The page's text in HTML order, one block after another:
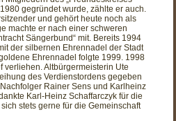
gegründet wurde, zählte er auch.
und gehört heute noch als
machte er nach einer schweren
Sängerbund“ mit. Bereits 1994
der silbernen Ehrennadel der Stadt
Ehrennadel folgte 1999. 1998
Altbürgermeisterin Ute
des Verdienstordens gegeben
Rainer Sens und Karlheinz
Karl-Heinz Schaffarczyk für die
stets gerne für die Gemeinschaft